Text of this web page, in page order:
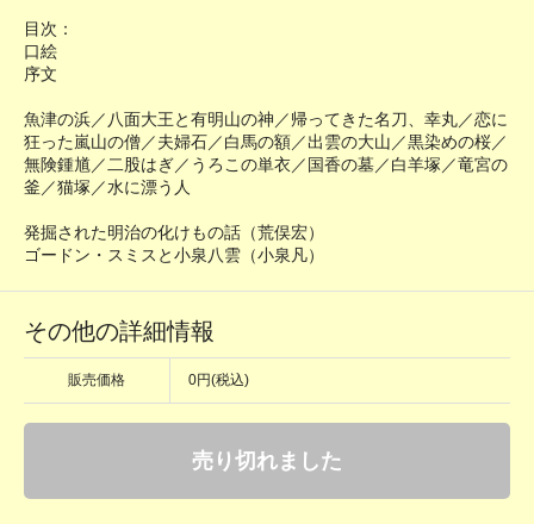
目次：
口絵
序文
魚津の浜／八面大王と有明山の神／帰ってきた名刀、幸丸／恋に
狂った嵐山の僧／夫婦石／白馬の額／出雲の大山／黒染めの桜／
無険鍾馗／二股はぎ／うろこの単衣／国香の墓／白羊塚／竜宮の
釜／猫塚／水に漂う人
発掘された明治の化けもの話（荒俣宏）
ゴードン・スミスと小泉八雲（小泉凡）
その他の詳細情報
販売価格 0円(税込)
売り切れました